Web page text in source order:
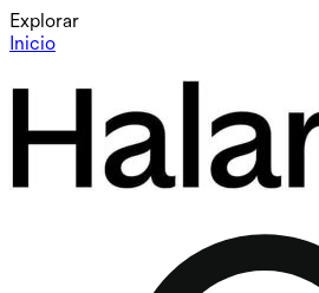
Explorar
Inicio